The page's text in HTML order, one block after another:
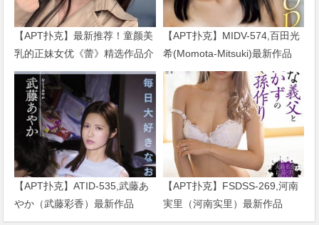
【APT扑克】最新推荐！童颜美
乳的正妹女优《蕾》精选作品介
绍……
【APT扑克】MIDV-574,百田光
希(Momota-Mitsuki)最新作品
2024/01/02发布！
【APT扑克】ATID-535,武藤あ
やか（武藤彩香）最新作品
2023/01/19发布！
【APT扑克】FSDSS-269,河南
実里（河南实里）最新作品
2021-08-26发布！